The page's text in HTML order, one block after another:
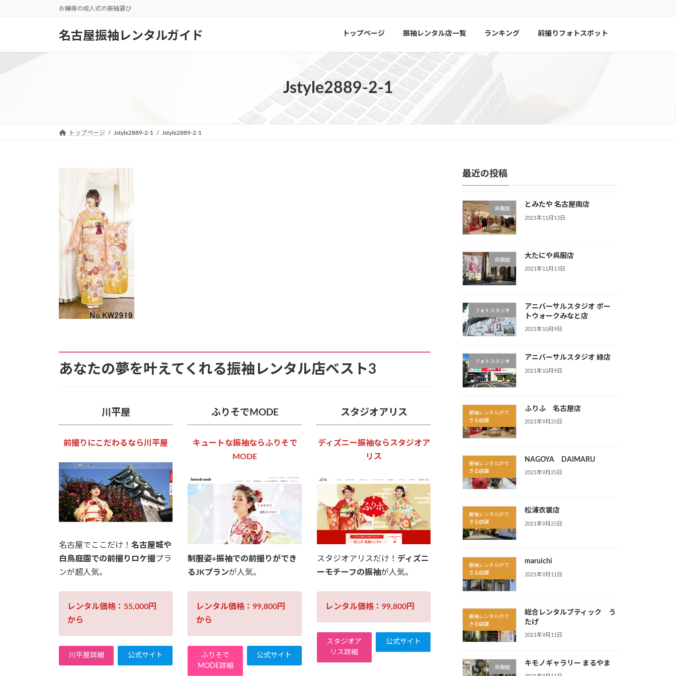
お嬢様の成人式の振袖選び
名古屋振袖レンタルガイド トップページ 振袖レンタル店一覧 ランキング 前撮りフォトスポット
Jstyle2889-2-1
トップページ Jstyle2889-2-1 Jstyle2889-2-1
あなたの夢を叶えてくれる振袖レンタル店ベスト3
川平屋
前撮りにこだわるなら川平屋
名古屋でここだけ！ 名古屋城や
白鳥庭園での前撮りロケ撮プラ
ンが超人気。
レンタル価格：55,000円
から
川平屋詳細 公式サイト
ふりそでMODE
キュートな振袖ならふりそで
MODE
制服姿+振袖での前撮りができ
るJKプランが人気。
レンタル価格：99,800円
から
ふりそで
MODE詳細
公式サイト
スタジオアリス
ディズニー振袖ならスタジオア
リス
スタジオアリスだけ！ ディズニ
ーモチーフの振袖が人気。
レンタル価格：99,800円
スタジオア
リス詳細
公式サイト
最近の投稿
呉服店
とみたや 名古屋南店
2021年11月13日
呉服店
大たにや呉服店
2021年11月13日
フォトスタジオ
アニバーサルスタジオ ポー
トウォークみなと店
2021年10月9日
フォトスタジオ
アニバーサルスタジオ 緑店
2021年10月9日
振袖レンタルがで
きる店舗
ふりふ 名古屋店
2021年9月25日
振袖レンタルがで
きる店舗
NAGOYA DAIMARU
2021年9月25日
振袖レンタルがで
きる店舗
松浦衣裳店
2021年9月25日
振袖レンタルがで
きる店舗
maruichi
2021年9月11日
振袖レンタルがで
きる店舗
総合レンタルブティック う
たげ
2021年9月11日
呉服店
キモノギャラリー まるやま